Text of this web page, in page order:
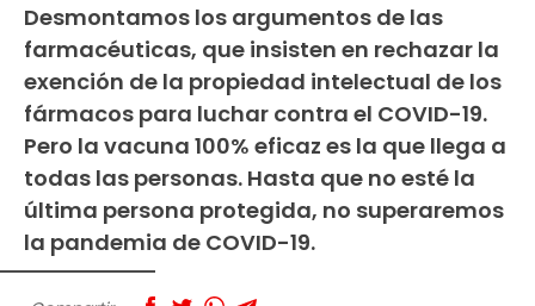
Desmontamos los argumentos de las
farmacéuticas, que insisten en rechazar la
exención de la propiedad intelectual de los
fármacos para luchar contra el COVID-19.
Pero la vacuna 100% eficaz es la que llega a
todas las personas. Hasta que no esté la
última persona protegida, no superaremos
la pandemia de COVID-19.